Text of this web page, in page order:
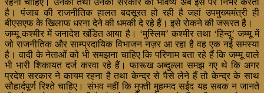
है। पंजाब की राजनीतिक हालत बदसूरत हो रही है जहां उपमुख्यमंत्री ही
बीएसएफ के खिलाफ धरना देने की धमकी दे रहे हैं। इसे रोकने की जरूरत है।
जम्मू कश्मीर में जनादेश खंडित आया है। ‘मुस्लिम’ कश्मीर तथा ‘हिन्दू’ जम्मू में
जो राजनीतिक और साम्प्रदायिक विभाजन नज़र आ रहा है वह एक नई समस्या
है। वादी के नेताओं को भी समझना चाहिए कि परिणाम बता रहे हैं कि जम्मू वाले
भी भारी शिकायत दर्ज करवा रहे हैं। फारूख अब्दुल्ला समझ गए थे कि अगर
प्रदेश सरकार ने कायम रहना है तथा केन्द्र से पैसे लेने हैं तो केन्द्र के साथ
सौहार्दपूर्ण रिश्ते चाहिए। संभव नहीं कि मुफ्ती मुहम्मद सईद यह सबक न जानते